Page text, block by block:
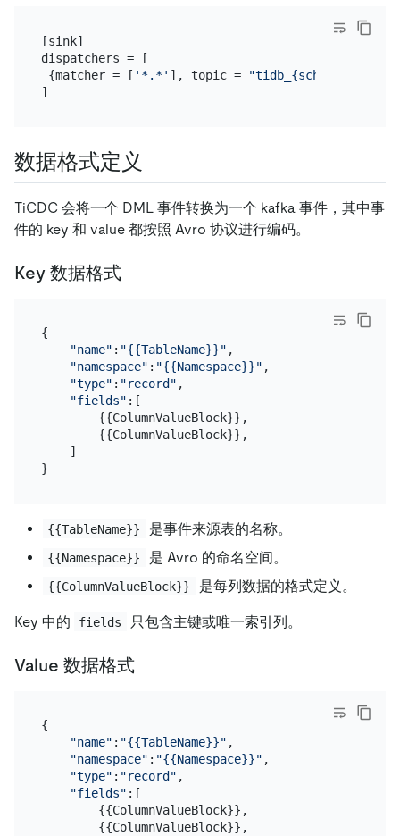
[sink]
dispatchers = [
{matcher = [ '*.*' ], topic =
数据格式定义
TiCDC 会将一个 DML 事件转换为一个 kafka 事件，其中事
件的 key 和 value 都按照 Avro 协议进行编码。
Key 数据格式
{
"name" : "{{TableName}}" ,
"namespace" : "{{Namespace}}" ,
"type" : "record" ,
"fields" :[
        {{ColumnValueBlock}},
        {{ColumnValueBlock}},
    ]
{{TableName}} 是事件来源表的名称。
{{Namespace}} 是 Avro 的命名空间。
{{ColumnValueBlock}} 是每列数据的格式定义。
Key 中的 fields 只包含主键或唯一索引列。
Value 数据格式
{
"name" : "{{TableName}}" ,
"namespace" : "{{Namespace}}" ,
"type" : "record" ,
"fields" :[
        {{ColumnValueBlock}},
        {{ColumnValueBlock}},